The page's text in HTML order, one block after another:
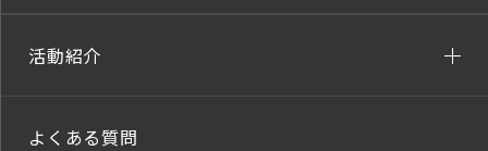
活動紹介
よくある質問